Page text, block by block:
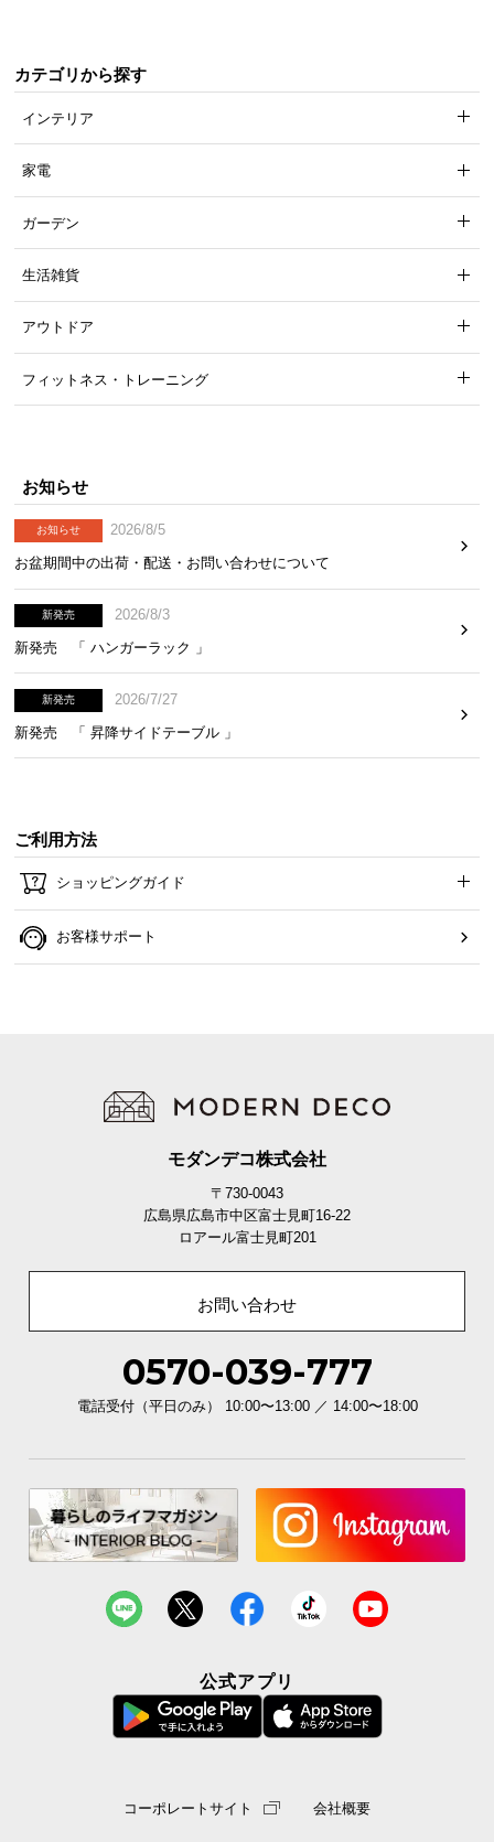
カテゴリから探す
インテリア
家電
ガーデン
生活雑貨
アウトドア
フィットネス・トレーニング
お知らせ
お知らせ
2026/8/5
お盆期間中の出荷・配送・お問い合わせについて
新発売
2026/8/3
新発売 「 ハンガーラック 」
新発売
2026/7/27
新発売 「 昇降サイドテーブル 」
ご利用方法
ショッピングガイド
お客様サポート
モダンデコ株式会社
〒730-0043
広島県広島市中区富士見町16-22
ロアール富士見町201
お問い合わせ
0570-039-777
電話受付（平日のみ） 10:00〜13:00 ／ 14:00〜18:00
公式アプリ
コーポレートサイト 会社概要